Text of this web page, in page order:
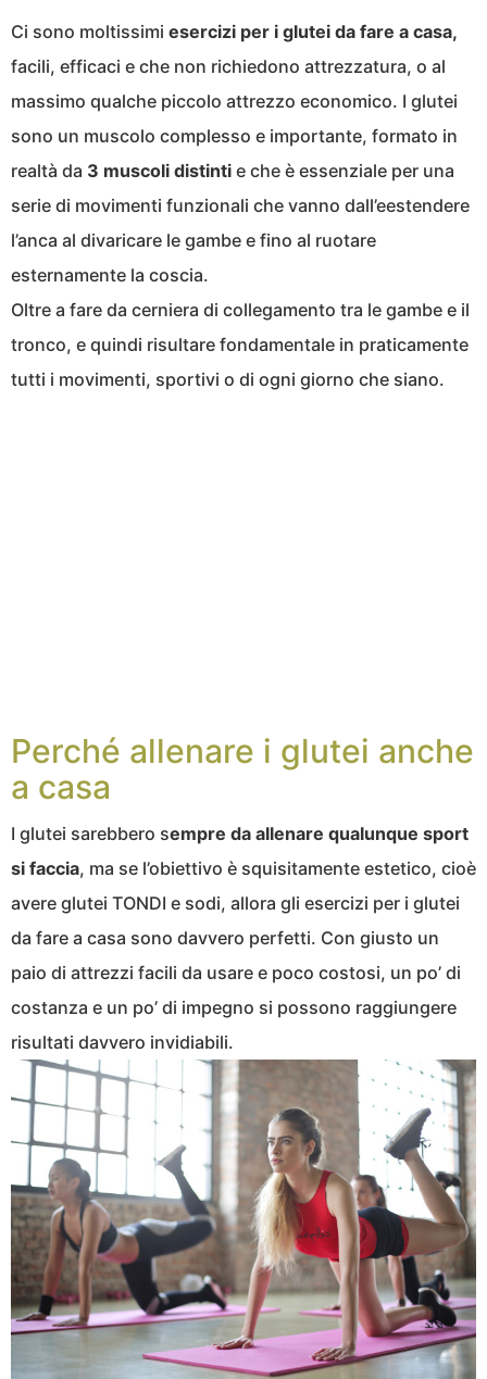
Ci sono moltissimi esercizi per i glutei da fare a casa,
facili, efficaci e che non richiedono attrezzatura, o al
massimo qualche piccolo attrezzo economico. I glutei
sono un muscolo complesso e importante, formato in
realtà da 3 muscoli distinti e che è essenziale per una
serie di movimenti funzionali che vanno dall’eestendere
l’anca al divaricare le gambe e fino al ruotare
esternamente la coscia.
Oltre a fare da cerniera di collegamento tra le gambe e il
tronco, e quindi risultare fondamentale in praticamente
tutti i movimenti, sportivi o di ogni giorno che siano.
Perché allenare i glutei anche
a casa
I glutei sarebbero sempre da allenare qualunque sport
si faccia, ma se l’obiettivo è squisitamente estetico, cioè
avere glutei TONDI e sodi, allora gli esercizi per i glutei
da fare a casa sono davvero perfetti. Con giusto un
paio di attrezzi facili da usare e poco costosi, un po’ di
costanza e un po’ di impegno si possono raggiungere
risultati davvero invidiabili.